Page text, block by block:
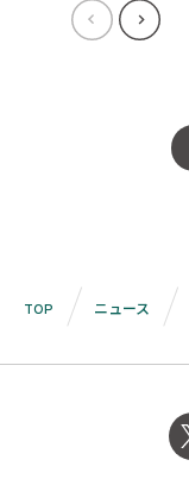
TOP ニュース